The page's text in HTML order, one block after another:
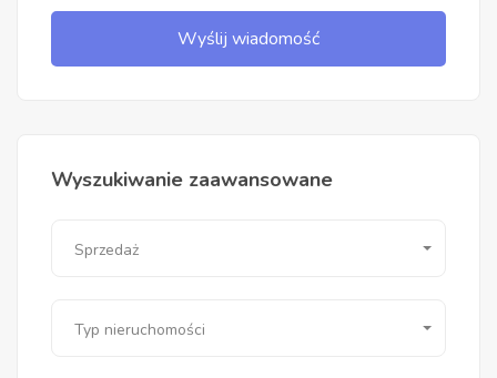
Wyślij wiadomość
Wyszukiwanie zaawansowane
Sprzedaż
Typ nieruchomości